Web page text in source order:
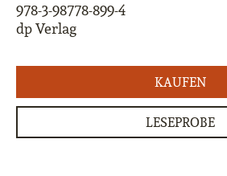
978-3-98778-899-4
dp Verlag
KAUFEN
LESEPROBE